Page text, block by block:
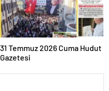
31 Temmuz 2026 Cuma Hudut
Gazetesi